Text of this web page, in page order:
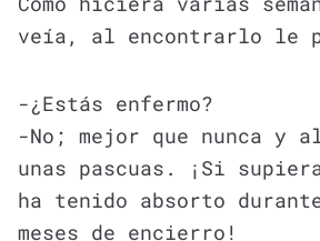
veía, al encontrarlo le
-¿Estás enfermo?
-No; mejor que nunca y
unas pascuas. ¡Si
ha tenido absorto
meses de encierro!